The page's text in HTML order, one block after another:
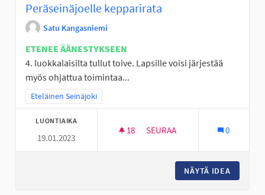
Peräseinäjoelle kepparirata
Satu Kangasniemi
ETENEE ÄÄNESTYKSEEN
4. luokkalaisilta tullut toive. Lapsille voisi järjestää
myös ohjattua toimintaa...
Rajaa tulokset teeman mukaan: Eteläinen Seinäjoki
Eteläinen Seinäjoki
LUONTIAIKA
19.01.2023
18 18 SEURAAJAA
SEURAA 0
NÄYTÄ IDEA